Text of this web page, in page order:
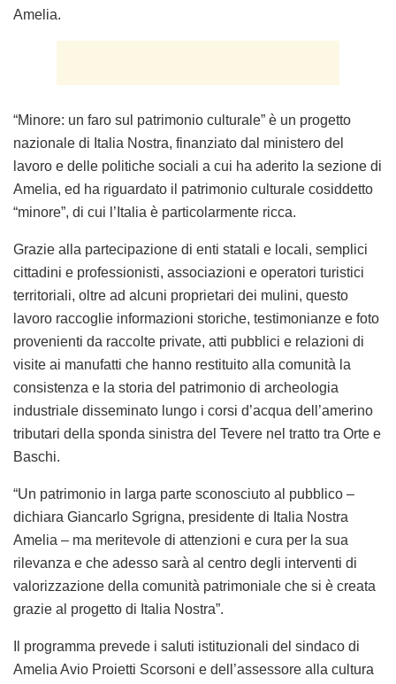
Amelia.
“Minore: un faro sul patrimonio culturale” è un progetto
nazionale di Italia Nostra, finanziato dal ministero del
lavoro e delle politiche sociali a cui ha aderito la sezione di
Amelia, ed ha riguardato il patrimonio culturale cosiddetto
“minore”, di cui l’Italia è particolarmente ricca.
Grazie alla partecipazione di enti statali e locali, semplici
cittadini e professionisti, associazioni e operatori turistici
territoriali, oltre ad alcuni proprietari dei mulini, questo
lavoro raccoglie informazioni storiche, testimonianze e foto
provenienti da raccolte private, atti pubblici e relazioni di
visite ai manufatti che hanno restituito alla comunità la
consistenza e la storia del patrimonio di archeologia
industriale disseminato lungo i corsi d’acqua dell’amerino
tributari della sponda sinistra del Tevere nel tratto tra Orte e
Baschi.
“Un patrimonio in larga parte sconosciuto al pubblico –
dichiara Giancarlo Sgrigna, presidente di Italia Nostra
Amelia – ma meritevole di attenzioni e cura per la sua
rilevanza e che adesso sarà al centro degli interventi di
valorizzazione della comunità patrimoniale che si è creata
grazie al progetto di Italia Nostra”.
Il programma prevede i saluti istituzionali del sindaco di
Amelia Avio Proietti Scorsoni e dell’assessore alla cultura